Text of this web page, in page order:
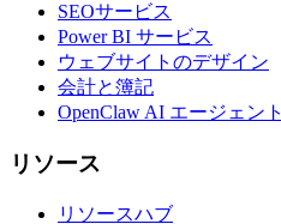
SEOサービス
Power BI サービス
ウェブサイトのデザイン
会計と簿記
OpenClaw AI エージェント
リソース
リソースハブ